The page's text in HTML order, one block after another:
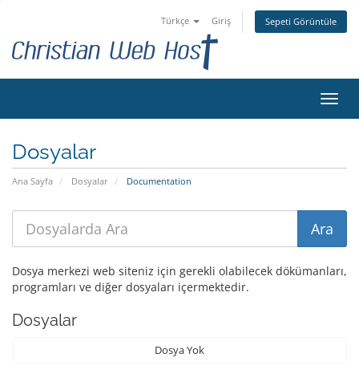
Türkçe Giriş Sepeti Görüntüle
Dosyalar
Ana Sayfa Dosyalar Documentation
Dosya merkezi web siteniz için gerekli olabilecek dökümanları,
programları ve diğer dosyaları içermektedir.
Dosyalar
Dosya Yok